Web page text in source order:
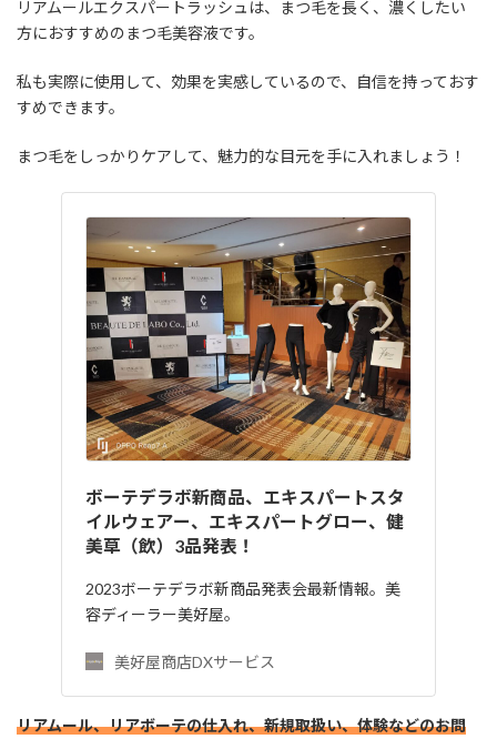
リアムールエクスパートラッシュは、まつ毛を長く、濃くしたい
方におすすめのまつ毛美容液です。
私も実際に使用して、効果を実感しているので、自信を持っておす
すめできます。
まつ毛をしっかりケアして、魅力的な目元を手に入れましょう！
ボーテデラボ新商品、エキスパートスタ
イルウェアー、エキスパートグロー、健
美草（飲）3品発表！
2023ボーテデラボ新商品発表会最新情報。美
容ディーラー美好屋。
美好屋商店DXサービス
リアムール、リアボーテの仕入れ、新規取扱い、体験などのお問